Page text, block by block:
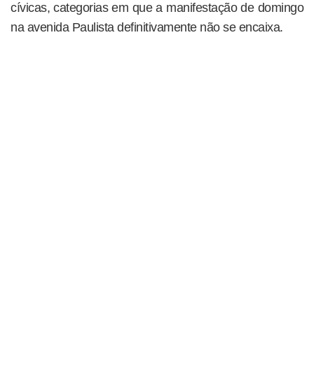
cívicas, categorias em que a manifestação de domingo
na avenida Paulista definitivamente não se encaixa.